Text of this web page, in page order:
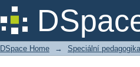
Zpráva o (vlastní)
DSpace Home → Speciální pedagogika